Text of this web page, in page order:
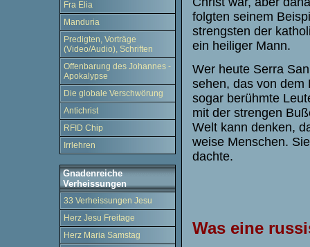
Fra Elia
Manduria
Predigten, Vorträge
(Video/Audio), Schriften
Offenbarung des Johannes -
Apokalypse
Die globale Verschwörung
Antichrist
RFID Chip
Irrlehren
Gnadenreiche
Verheissungen
33 Verheissungen Jesu
Herz Jesu Freitage
Herz Maria Samstag
folgten seinem
strengsten der
ein heiliger Mann.
Wer heute Serra
sehen, das von dem
sogar berühmte
mit der strengen
Welt kann denken,
weise Menschen.
dachte.
Was eine